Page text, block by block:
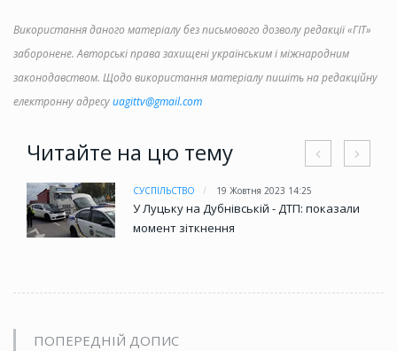
Використання даного матеріалу без письмового дозволу редакції «ГІТ»
заборонене. Авторські права захищені українським і міжнародним
законодавством. Щодо використання матеріалу пишіть на редакційну
електронну адресуuagittv@gmail.com
Читайте на цю тему
СУСПІЛЬСТВО 19 Жовтня 2023 14:25
У Луцьку на Дубнівській - ДТП: показали
момент зіткнення
ПОПЕРЕДНІЙ ДОПИС